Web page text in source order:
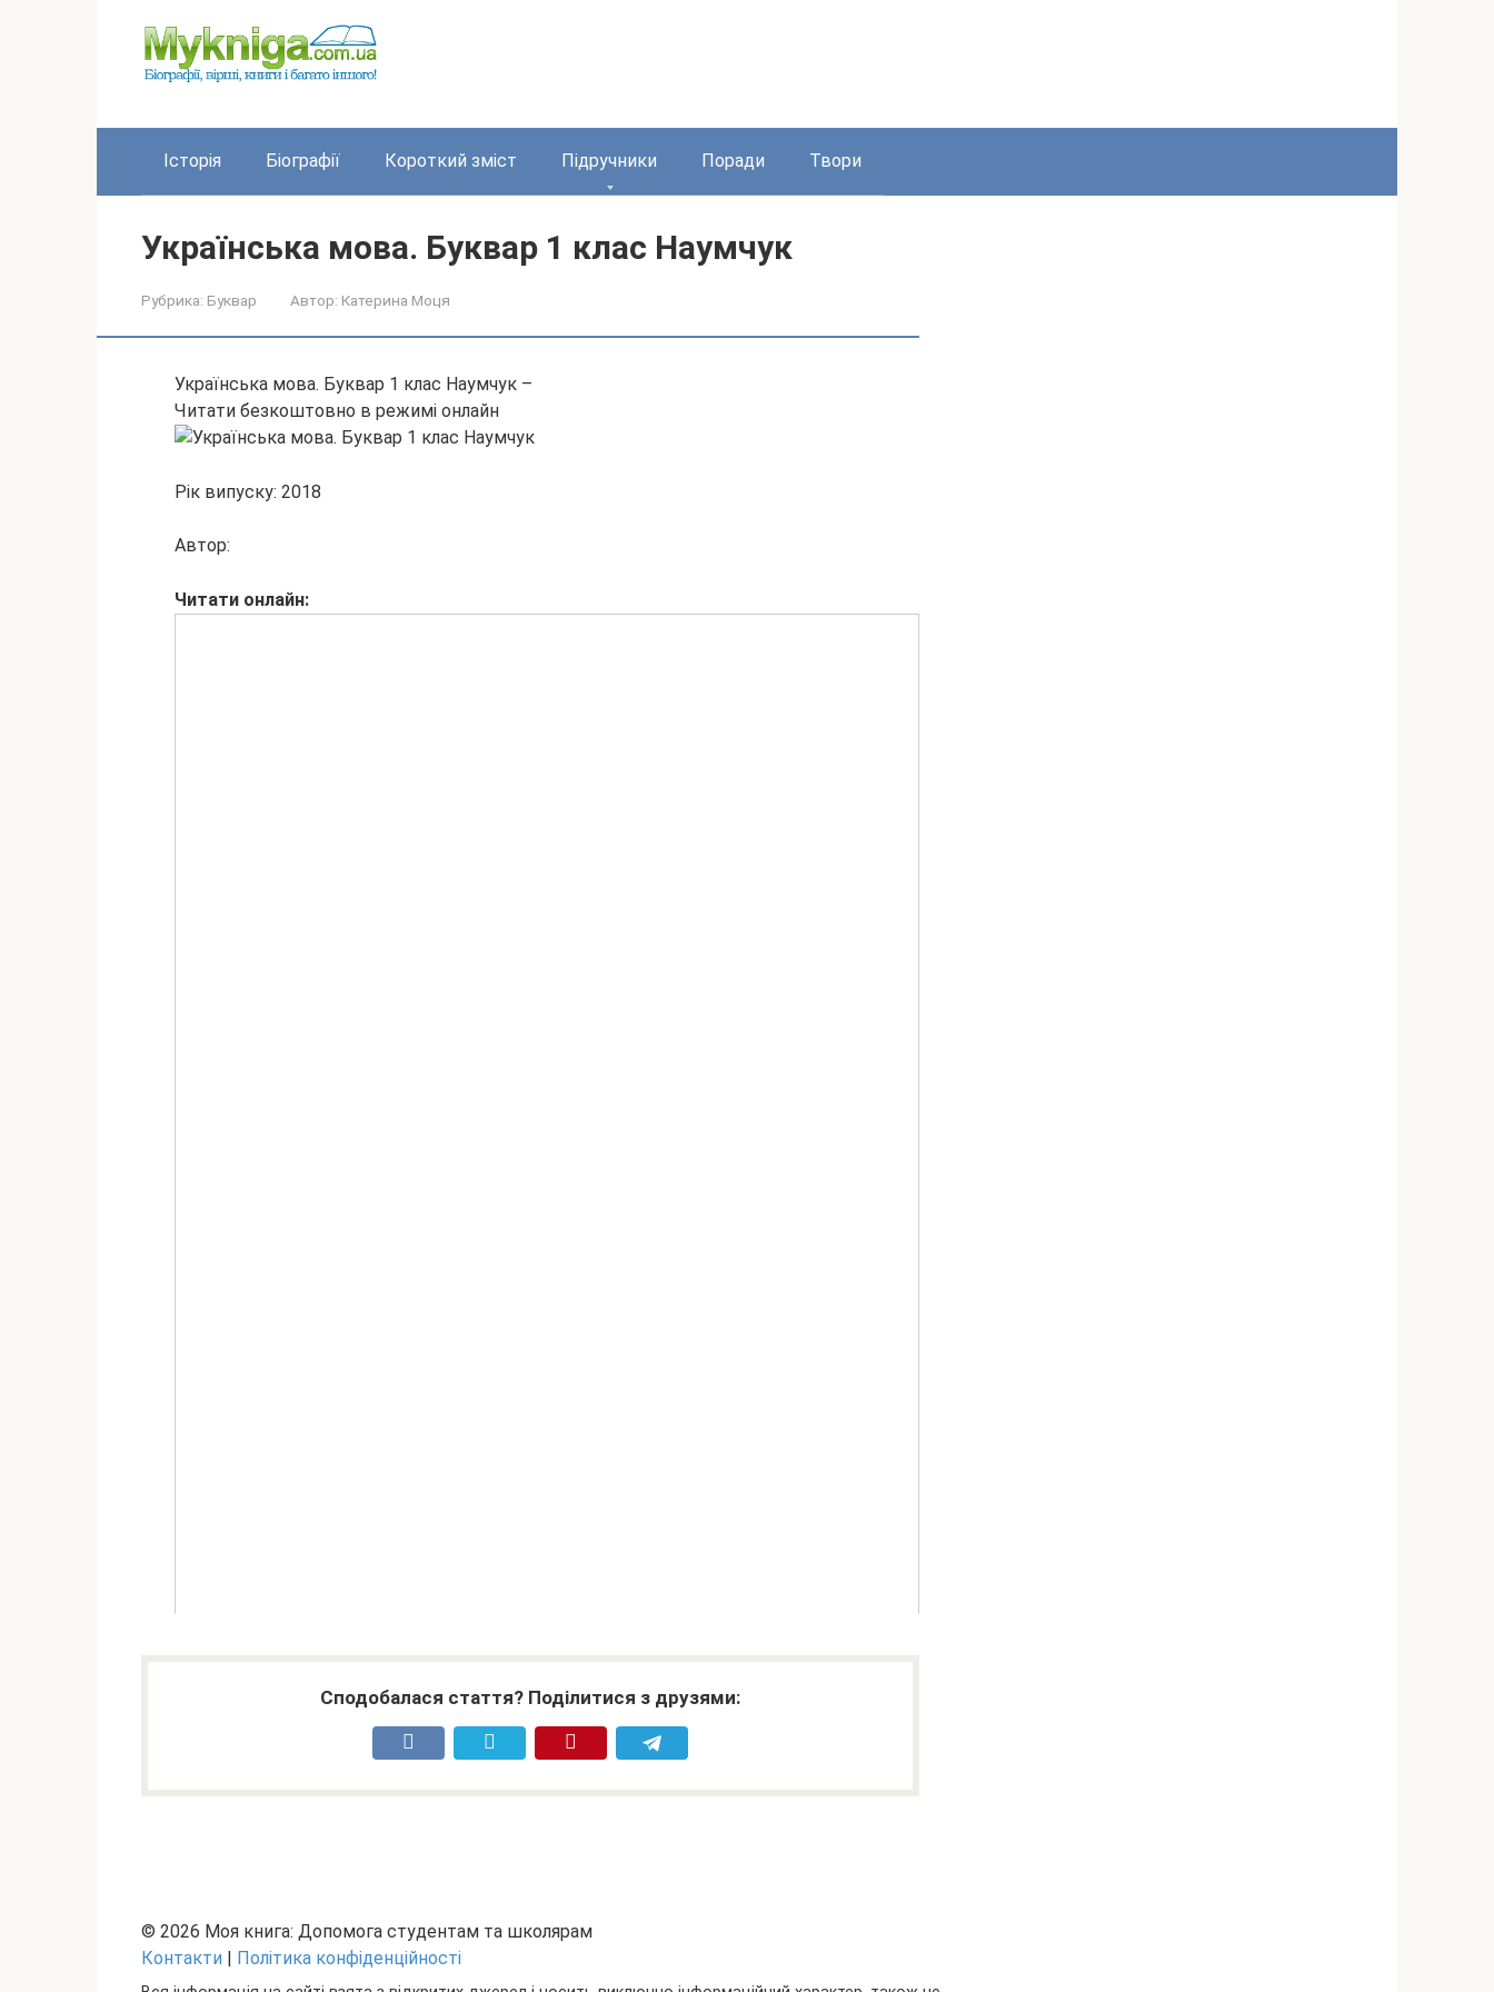
Історія Біографії Короткий зміст Підручники Поради Твори
Українська мова. Буквар 1 клас Наумчук
Рубрика: Буквар Автор: Катерина Моця
Українська мова. Буквар 1 клас Наумчук –
Читати безкоштовно в режимі онлайн
Рік випуску: 2018
Автор:
Читати онлайн:
Сподобалася стаття? Поділитися з друзями:
© 2026 Моя книга: Допомога студентам та школярам
Контакти | Політика конфіденційності